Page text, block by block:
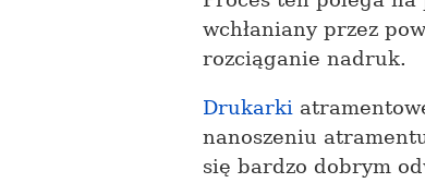
wchłaniany przez
rozciąganie nadruk.
Drukarki
nanoszeniu
się bardzo dobrym